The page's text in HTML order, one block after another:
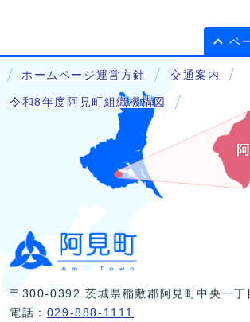
ペ
ホームページ運営方針 交通案内
令和8年度阿見町組織機構図
〒300-0392 茨城県稲敷郡阿見町中央一丁
電話： 029-888-1111